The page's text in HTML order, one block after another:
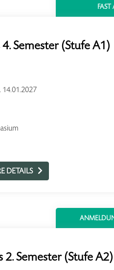
Semester (Stufe A1)
14.01.2027
DETAILS
2. Semester (Stufe